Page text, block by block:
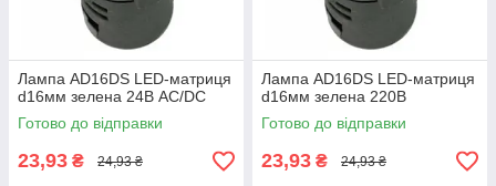
Лампа AD16DS LED-матриця
d16мм зелена 24В AC/DC
Готово до відправки
23,93 ₴ 24,93 ₴
Лампа AD16DS LED-матриця
d16мм зелена 220В
Готово до відправки
23,93 ₴ 24,93 ₴